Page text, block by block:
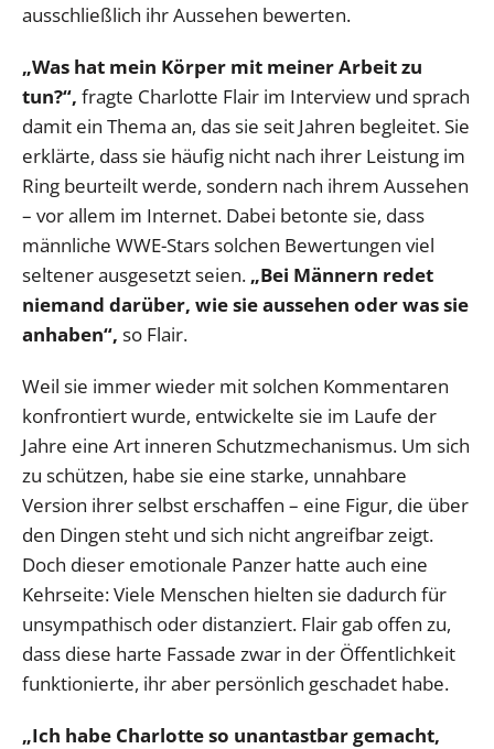
ausschließlich ihr Aussehen bewerten.
„Was hat mein Körper mit meiner Arbeit zu
tun?“, fragte Charlotte Flair im Interview und sprach
damit ein Thema an, das sie seit Jahren begleitet. Sie
erklärte, dass sie häufig nicht nach ihrer Leistung im
Ring beurteilt werde, sondern nach ihrem Aussehen
– vor allem im Internet. Dabei betonte sie, dass
männliche WWE-Stars solchen Bewertungen viel
seltener ausgesetzt seien. „Bei Männern redet
niemand darüber, wie sie aussehen oder was sie
anhaben“, so Flair.
Weil sie immer wieder mit solchen Kommentaren
konfrontiert wurde, entwickelte sie im Laufe der
Jahre eine Art inneren Schutzmechanismus. Um sich
zu schützen, habe sie eine starke, unnahbare
Version ihrer selbst erschaffen – eine Figur, die über
den Dingen steht und sich nicht angreifbar zeigt.
Doch dieser emotionale Panzer hatte auch eine
Kehrseite: Viele Menschen hielten sie dadurch für
unsympathisch oder distanziert. Flair gab offen zu,
dass diese harte Fassade zwar in der Öffentlichkeit
funktionierte, ihr aber persönlich geschadet habe.
„Ich habe Charlotte so unantastbar gemacht,